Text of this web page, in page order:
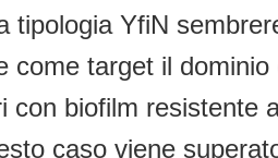
tipologia YfiN
come target il
biofilm resistente
caso viene